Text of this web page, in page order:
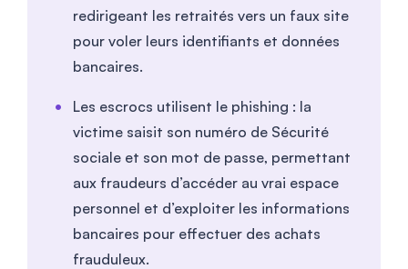
redirigeant les retraités vers un faux site
pour voler leurs identifiants et données
bancaires.
Les escrocs utilisent le phishing : la
victime saisit son numéro de Sécurité
sociale et son mot de passe, permettant
aux fraudeurs d’accéder au vrai espace
personnel et d’exploiter les informations
bancaires pour effectuer des achats
frauduleux.